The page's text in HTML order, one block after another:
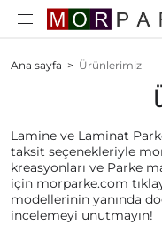
Ana sayfa > Ürünlerimiz
Lamine ve Laminat
taksit seçenekleriyle
kreasyonları ve Parke
için morparke.com
modellerinin yanında
incelemeyi unutmayın!